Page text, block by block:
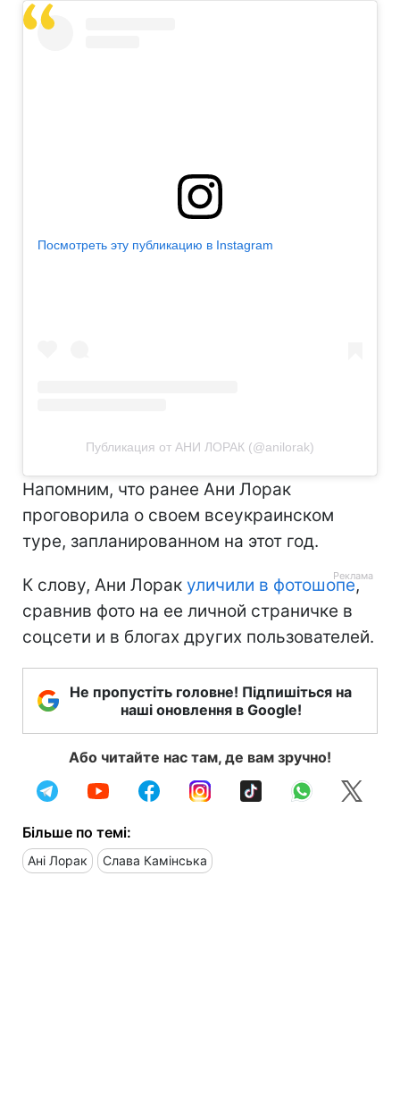
Посмотреть эту публикацию в Instagram
Публикация от АНИ ЛОРАК (@anilorak)
Напомним, что ранее Ани Лорак
проговорила о своем всеукраинском
туре, запланированном на этот год.
К слову, Ани Лорак уличили в фотошопе,
сравнив фото на ее личной страничке в
соцсети и в блогах других пользователей.
Не пропустіть головне! Підпишіться на
наші оновлення в Google!
Або читайте нас там, де вам зручно!
Більше по темі:
Ані Лорак Слава Камінська